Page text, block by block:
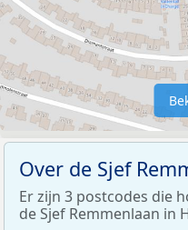
Over de Sjef
Er zijn 3 postcodes die
de Sjef Remmenlaan in